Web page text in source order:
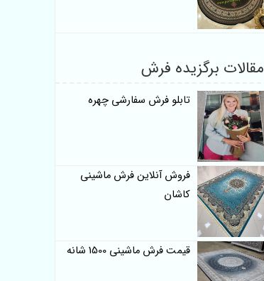
مقالات برگزیده فرش
تابلو فرش سفارشی چهره
فروش آنلاین فرش ماشینی
کاشان
قیمت فرش ماشینی 1500 شانه